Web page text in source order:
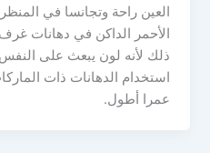
العين راحة وتجانسا في
الأحمر الداكن في دهانات
ذلك لأنه لون يبعث على
استخدام الدهانات ذات
عمرا أطول.